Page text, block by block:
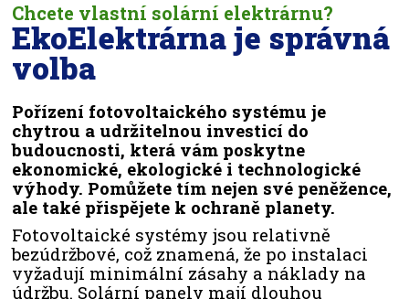
Chcete vlastní solární elektrárnu?
EkoElektrárna je správná
volba
Pořízení fotovoltaického systému je
chytrou a udržitelnou investicí do
budoucnosti, která vám poskytne
ekonomické, ekologické i technologické
výhody. Pomůžete tím nejen své peněžence,
ale také přispějete k ochraně planety.
Fotovoltaické systémy jsou relativně
bezúdržbové, což znamená, že po instalaci
vyžadují minimální zásahy a náklady na
údržbu. Solární panely mají dlouhou